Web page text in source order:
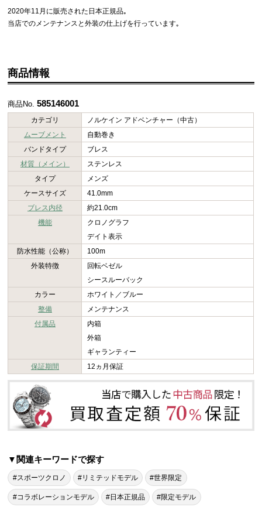
2020年11月に販売された日本正規品｡
当店でのメンテナンスと外装の仕上げを行っています｡
商品情報
商品No.585146001
カテゴリ
ノルケイン アドベンチャー（中古）
ムーブメント
自動巻き
バンドタイプ
ブレス
材質（メイン）
ステンレス
タイプ
メンズ
ケースサイズ
41.0mm
ブレス内径
約21.0cm
機能
クロノグラフ
デイト表示
防水性能（公称）
100m
外装特徴
回転ベゼル
シースルーバック
カラー
ホワイト／ブルー
整備
メンテナンス
付属品
内箱
外箱
ギャランティー
保証期間
12ヵ月保証
▼関連キーワードで探す
#スポーツクロノ #リミテッドモデル #世界限定
#コラボレーションモデル #日本正規品 #限定モデル